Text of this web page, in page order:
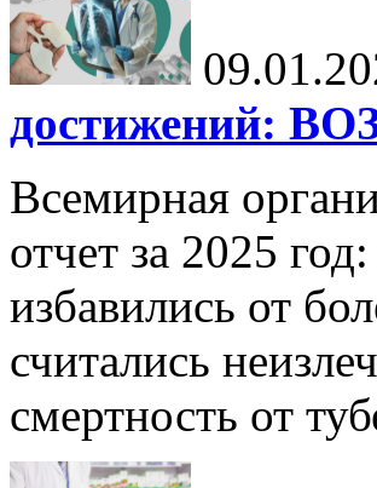
достижений:
Всемирная
отчет за 2025
избавились от
считались
смертность от